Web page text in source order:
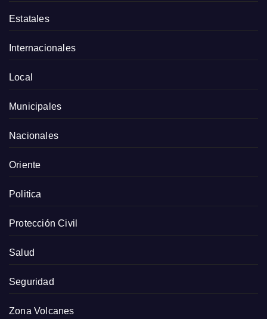
Estatales
Internacionales
Local
Municipales
Nacionales
Oriente
Politica
Protección Civil
Salud
Seguridad
Zona Volcanes